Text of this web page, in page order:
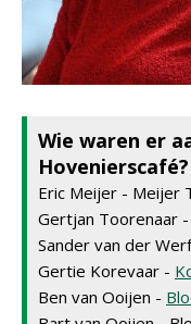
Wie waren er
Hovenierscafé?
Eric Meijer - Meijer
Gertjan Toorenaar
Sander van der
Gertie Korevaar -
Ben van Ooijen -